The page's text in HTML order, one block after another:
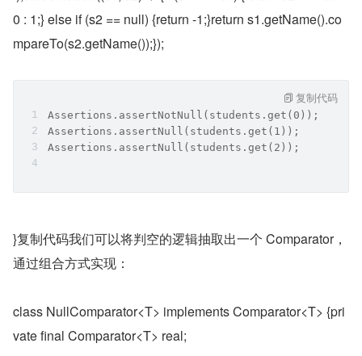
0 : 1;} else if (s2 == null) {return -1;}return s1.getName().co
mpareTo(s2.getName());});
Assertions.assertNotNull(students.get(0));
Assertions.assertNull(students.get(1));
Assertions.assertNull(students.get(2));
复制代码
}复制代码我们可以将判空的逻辑抽取出一个 Comparator，
通过组合方式实现：
class NullComparator<T> implements Comparator<T> {pri
vate final Comparator<T> real;